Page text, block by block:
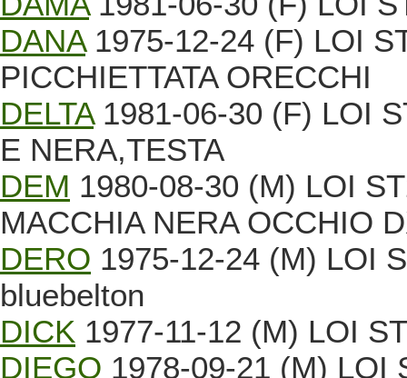
DANA1975-12-24 (F) LOI
PICCHIETTATA ORECCHI
DELTA1981-06-30 (F) LOI
E NERA,TESTA
DEM 1980-08-30 (M) LOI
MACCHIA NERA OCCHIO
DERO 1975-12-24 (M) LOI
bluebelton
DICK 1977-11-12 (M) LOI
DIEGO 1978-09-21 (M) LOI